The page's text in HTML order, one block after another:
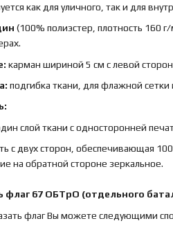
как для уличного, так и для
(100% полиэстер, плотность 160
карман шириной 5 см с левой
подгибка ткани, для флажной
слой ткани с односторонней
с двух сторон, обеспечивающая
на обратной стороне зеркальное.
флаг 67 ОБТрО (отдельного
флаг Вы можете следующими